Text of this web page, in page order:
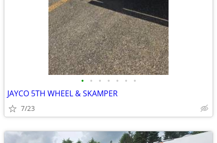
• • • • • • •
JAYCO 5TH WHEEL & SKAMPER
7/23